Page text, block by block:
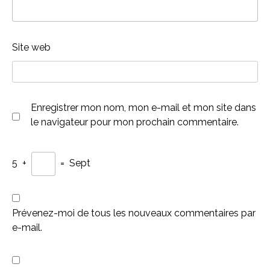
Site web
Enregistrer mon nom, mon e-mail et mon site dans
le navigateur pour mon prochain commentaire.
5 + = Sept
Prévenez-moi de tous les nouveaux commentaires par
e-mail.